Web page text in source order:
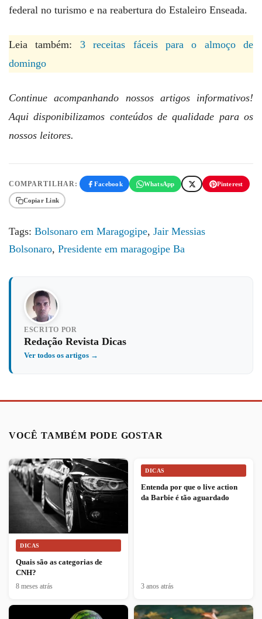
federal no turismo e na reabertura do Estaleiro Enseada.
Leia também: 3 receitas fáceis para o almoço de
domingo
Continue acompanhando nossos artigos informativos!
Aqui disponibilizamos conteúdos de qualidade para os
nossos leitores.
COMPARTILHAR: Facebook WhatsApp Pinterest
Copiar Link
Tags: Bolsonaro em Maragogipe, Jair Messias
Bolsonaro, Presidente em maragogipe Ba
ESCRITO POR
Redação Revista Dicas
Ver todos os artigos →
VOCÊ TAMBÉM PODE GOSTAR
DICAS
Quais são as categorias de
CNH?
8 meses atrás
DICAS
Entenda por que o live action
da Barbie é tão aguardado
3 anos atrás